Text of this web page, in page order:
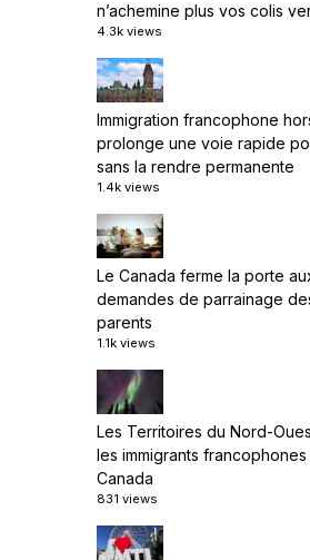
n’achemine plus vos colis
4.3k views
Immigration francophone
prolonge une voie rapide
sans la rendre permanente
1.4k views
Le Canada ferme la porte
demandes de parrainage
parents
1.1k views
Les Territoires du Nord-
les immigrants
Canada
831 views